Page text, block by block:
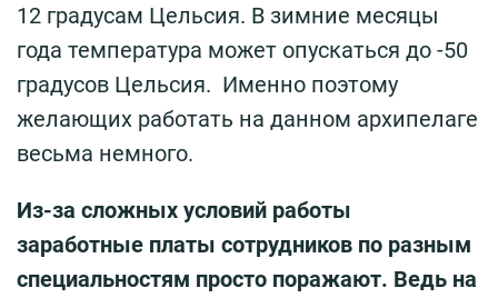
12 градусам Цельсия. В зимние месяцы
года температура может опускаться до -50
градусов Цельсия. Именно поэтому
желающих работать на данном архипелаге
весьма немного.
Из-за сложных условий работы
заработные платы сотрудников по разным
специальностям просто поражают. Ведь на